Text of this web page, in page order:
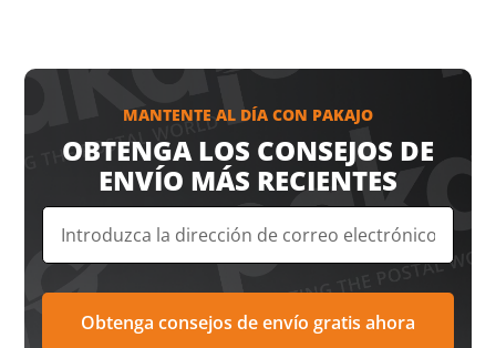
MANTENTE AL DÍA CON PAKAJO
OBTENGA LOS CONSEJOS DE
ENVÍO MÁS RECIENTES